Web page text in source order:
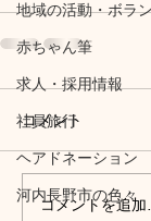
地域の活動・ボラ
赤ちゃん筆
求人・採用情報
社員旅行
ヘアドネーション
河内長野市の色々
コメント
コメントを追加